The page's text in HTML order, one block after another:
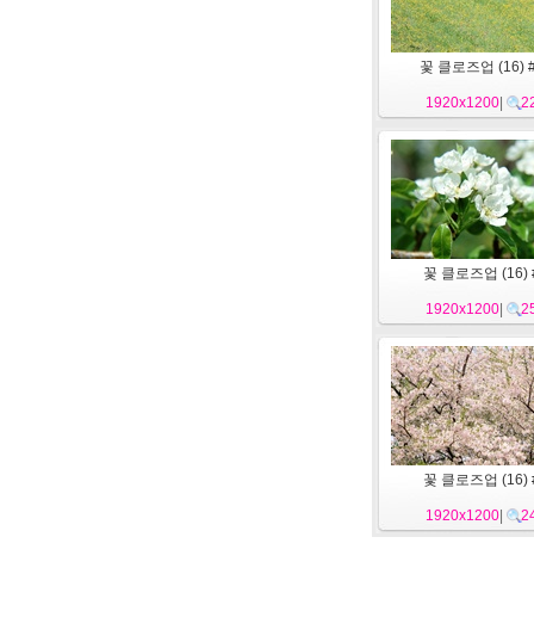
꽃 클로즈업 (16)
1920x1200
꽃 클로즈업 (16)
1920x1200
꽃 클로즈업 (16)
1920x1200